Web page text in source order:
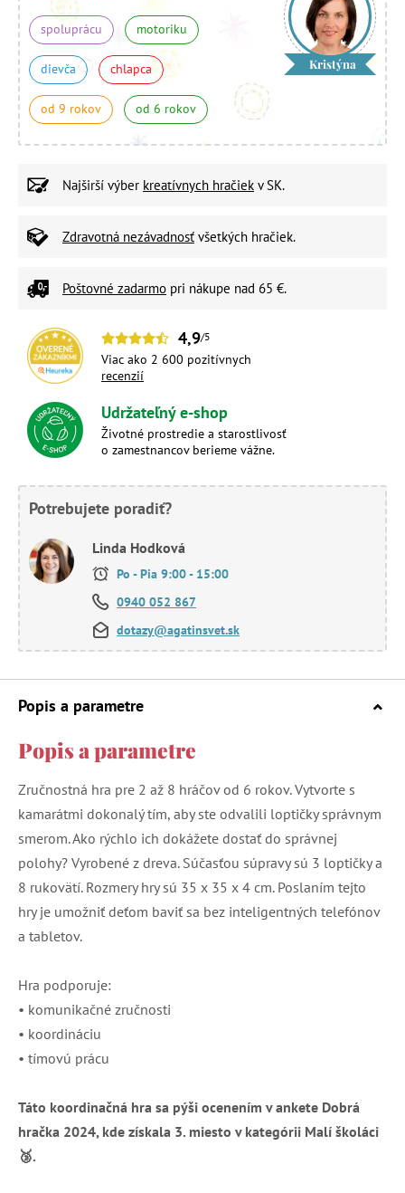
spoluprácu motoriku
dievča chlapca
od 9 rokov od 6 rokov
Kristýna
Najširší výber kreatívnych hračiek v SK.
Zdravotná nezávadnosť všetkých hračiek.
Poštovné zadarmo pri nákupe nad 65 €.
4,9/5
Viac ako 2 600 pozitívnych
recenzií
Udržateľný e-shop
Životné prostredie a starostlivosť
o zamestnancov berieme vážne.
Potrebujete poradiť?
Linda Hodková
Po - Pia 9:00 - 15:00
0940 052 867
dotazy@agatinsvet.sk
Popis a parametre
Popis a parametre
Zručnostná hra pre 2 až 8 hráčov od 6 rokov. Vytvorte s
kamarátmi dokonalý tím, aby ste odvalili loptičky správnym
smerom. Ako rýchlo ich dokážete dostať do správnej
polohy? Vyrobené z dreva. Súčasťou súpravy sú 3 loptičky a
8 rukovätí. Rozmery hry sú 35 x 35 x 4 cm. Poslaním tejto
hry je umožniť deťom baviť sa bez inteligentných telefónov
a tabletov.
Hra podporuje:
• komunikačné zručnosti
• koordináciu
• tímovú prácu
Táto koordinačná hra sa pýši ocenením v ankete Dobrá
hračka 2024, kde získala 3. miesto v kategórii Malí školáci
🥉.